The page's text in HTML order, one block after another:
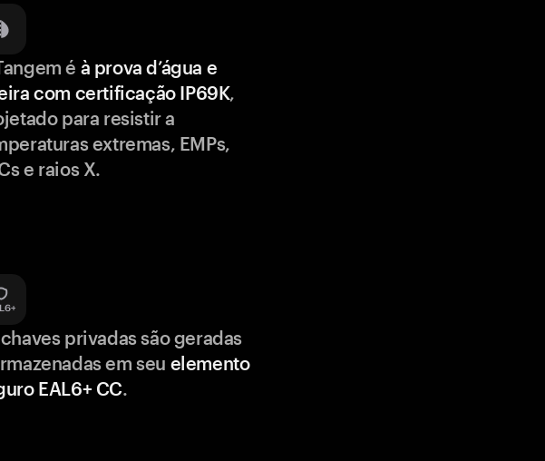
é à prova d’água e
com certificação IP69K,
para resistir a
extremas, EMPs,
e raios X.
privadas são geradas
em seu elemento
EAL6+ CC.